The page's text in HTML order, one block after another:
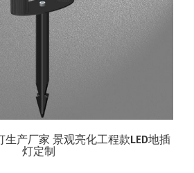
生产厂家 景观亮化工程款LED地插
灯定制